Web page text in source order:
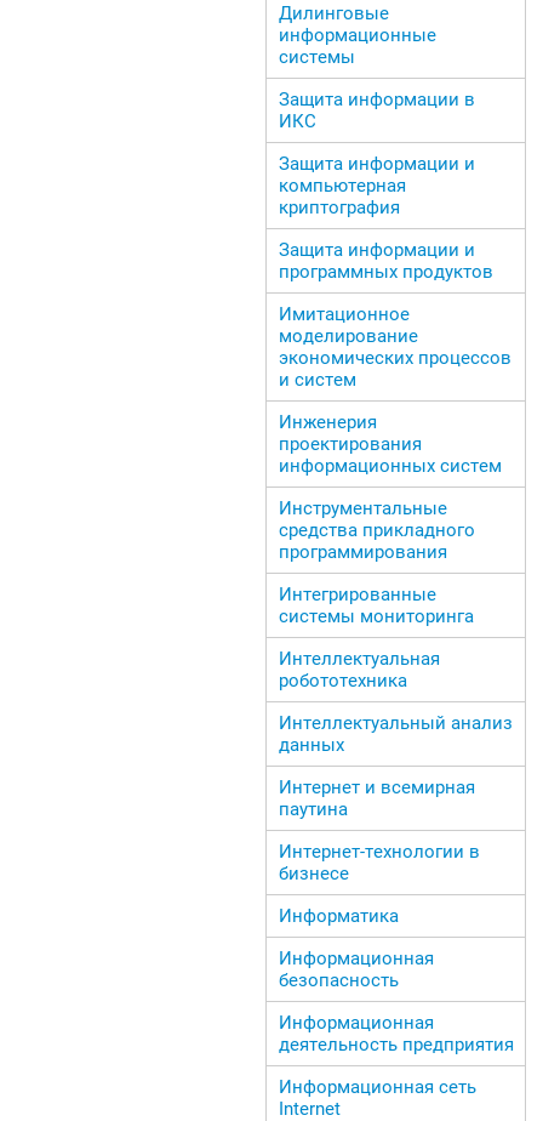
Дилинговые
информационные
системы
Защита информации в
ИКС
Защита информации и
компьютерная
криптография
Защита информации и
программных продуктов
Имитационное
моделирование
экономических процессов
и систем
Инженерия
проектирования
информационных систем
Инструментальные
средства прикладного
программирования
Интегрированные
системы мониторинга
Интеллектуальная
робототехника
Интеллектуальный анализ
данных
Интернет и всемирная
паутина
Интернет-технологии в
бизнесе
Информатика
Информационная
безопасность
Информационная
деятельность предприятия
Информационная сеть
Internet